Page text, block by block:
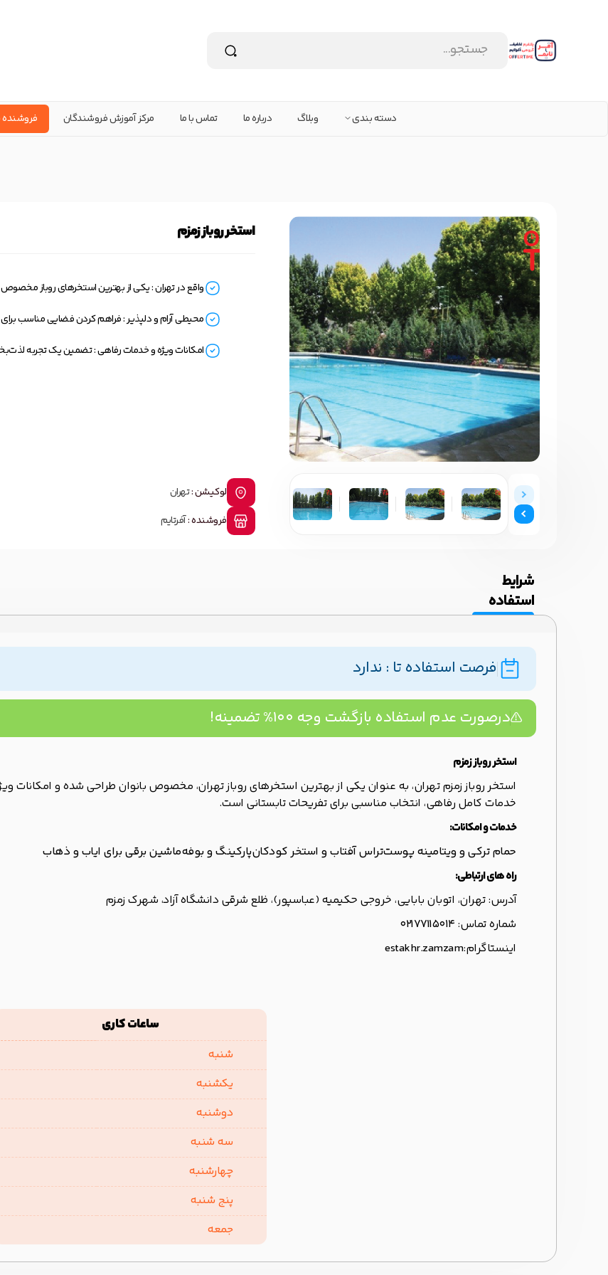
دسته بندی وبلاگ درباره ما تماس با ما مرکز آموزش فروشندگان
استخر روباز زمزم
واقع در تهران : یکی از بهترین استخرهای روباز مخصوص
محیطی آرام و دلپذیر : فراهم کردن فضایی مناسب
امکانات ویژه و خدمات رفاهی : تضمین یک تجربه
لوکیشن :تهران
فروشنده :آفرتایم
شرایط
استفاده
فرصت استفاده تا : ندارد
درصورت عدم استفاده بازگشت وجه ۱۰۰% تضمینه!
استخر روباز زمزم
استخر روباز زمزم تهران، به عنوان یکی از بهترین استخرهای روباز تهران، مخصوص بانوان طراحی شده و امکانات
خدمات کامل رفاهی، انتخاب مناسبی برای تفریحات تابستانی است.
خدمات و امکانات:
حمام ترکی و ویتامینه پوستتراس آفتاب و استخر کودکانپارکینگ و بوفهماشین برقی برای ایاب و ذهاب
راه های ارتباطی:
آدرس: تهران، اتوبان بابایی، خروجی حکیمیه (عباسپور)، ظلع شرقی دانشگاه آزاد، شهرک زمزم
شماره تماس: ۰۲۱۷۷۱۱۵۰۱۴
اینستاگرام:estakhr.zamzam
ساعات کاری
شنبه
یکشنبه
دوشنبه
سه شنبه
چهارشنبه
پنج شنبه
جمعه